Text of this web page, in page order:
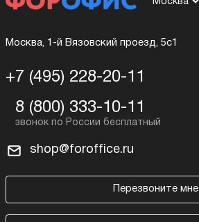
Москва, 1-й Вязовский проезд, 5с1
+7 (495) 228-20-11
8 (800) 333-10-11
shop@foroffice.ru
Перезвоните мне